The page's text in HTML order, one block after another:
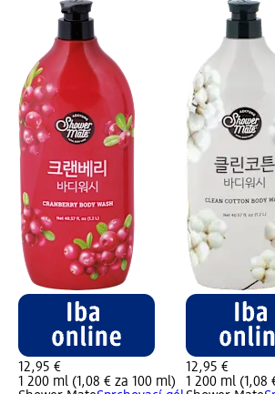
12,95 €
1 200 ml (1,08 € za 100 ml)
12,95 €
1 200 ml (1,08